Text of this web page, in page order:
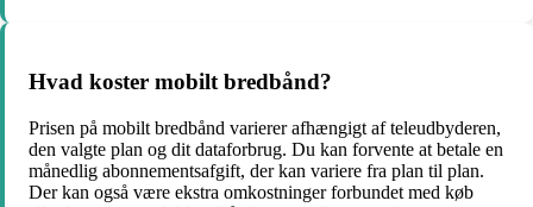
Hvad koster mobilt bredbånd?
Prisen på mobilt bredbånd varierer afhængigt af teleudbyderen,
den valgte plan og dit dataforbrug. Du kan forvente at betale en
månedlig abonnementsafgift, der kan variere fra plan til plan.
Der kan også være ekstra omkostninger forbundet med køb